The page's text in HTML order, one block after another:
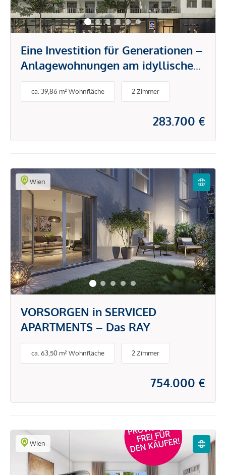
Eine Investition für Generationen –
Anlagewohnungen am idyllischen
Donauufer
ca. 39,86 m² Wohnfläche 2 Zimmer
283.700 €
Wien
VORSORGEN in SERVICED
APARTMENTS – Das RAY
ca. 63,50 m² Wohnfläche 2 Zimmer
754.000 €
Wien